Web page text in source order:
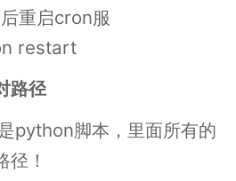
重启cron服
restart
路径
python脚本，里面所有的
！